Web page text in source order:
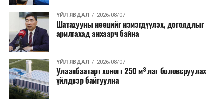
талаас илүү нь Орегон болон Вашингтон мужид
бүртгэгдсэн байна. Цаг уурын байгууллагууд ойрын
өдрүүдэд агаарын температур дахин огцом
нэмэгдэж, хуурайшилт эрчимжих төлөвтэй байгааг
анхааруулсан бөгөөд энэ нь гал унтраах ажиллагаанд
шинэ сорилт учруулж болзошгүйг онцолжээ.
ҮЙЛ ЯВДАЛ 2026/08/07
Шатахууны нөөцийг нэмэгдүүлэх, доголдлыг
арилгахад анхаарч байна
ҮЙЛ ЯВДАЛ 2026/08/07
Улаанбаатарт хоногт 250 м³ лаг боловсруулах
үйлдвэр байгуулна